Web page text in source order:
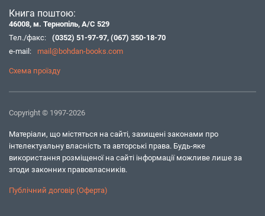
Книга поштою:
46008, м. Тернопіль, А/С 529
Тел./факс:
(0352) 51-97-97, (067) 350-18-70
e-mail:
mail@bohdan-books.com
Схема проїзду
Copyright © 1997-2026
Матеріали, що містяться на сайті, захищені законами про
інтелектуальну власність та авторські права. Будь-яке
використання розміщеної на сайті інформації можливе лише за
згоди законних правовласників.
Публічний договір (Оферта)